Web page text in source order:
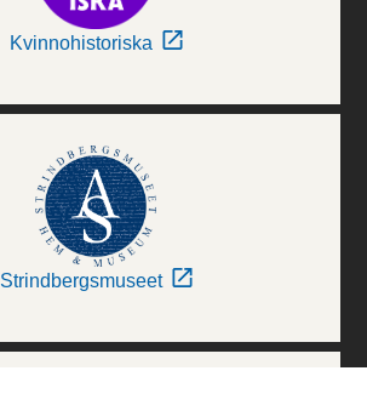
Kvinnohistoriska
Strindbergsmuseet